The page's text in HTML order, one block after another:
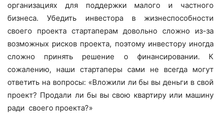
организациях для поддержки малого и частного
бизнеса. Убедить инвестора в жизнеспособности
своего проекта стартаперам довольно сложно из-за
возможных рисков проекта, поэтому инвестору иногда
сложно принять решение о финансировании. К
сожалению, наши стартаперы сами не всегда могут
ответить на вопросы: «Вложили ли бы вы деньги в свой
проект? Продали ли бы вы свою квартиру или машину
ради своего проекта?»